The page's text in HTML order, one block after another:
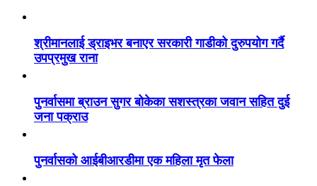
श्रीमानलाई ड्राइभर बनाएर सरकारी गाडीको दुरुपयोग गर्दै
उपप्रमुख राना
पुनर्वासमा ब्राउन सुगर बोकेका सशस्त्रका जवान सहित दुई
जना पक्राउ
पुनर्वासको आईबीआरडीमा एक महिला मृत फेला